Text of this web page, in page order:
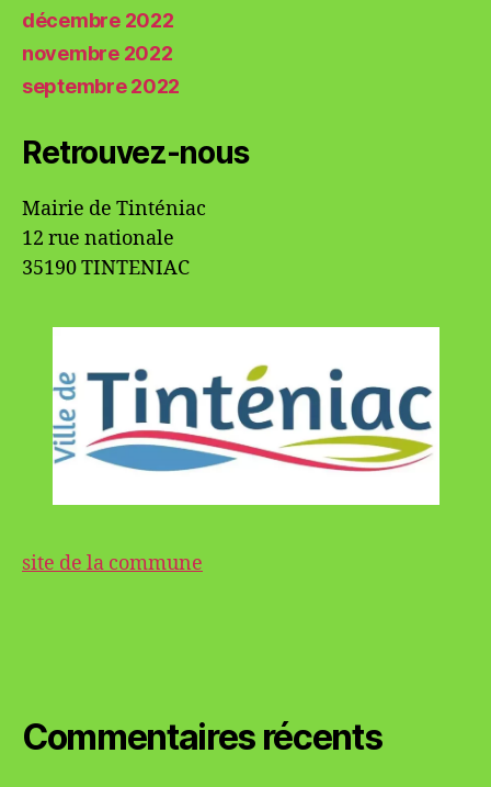
décembre 2022
novembre 2022
septembre 2022
Retrouvez-nous
Mairie de Tinténiac
12 rue nationale
35190 TINTENIAC
site de la commune
Commentaires récents